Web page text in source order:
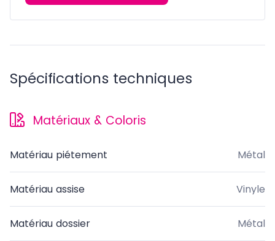
Spécifications techniques
Matériaux & Coloris
Matériau piétement Métal
Matériau assise Vinyle
Matériau dossier Métal